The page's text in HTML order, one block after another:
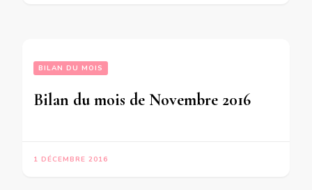
BILAN DU MOIS
Bilan du mois de Novembre 2016
1 DÉCEMBRE 2016